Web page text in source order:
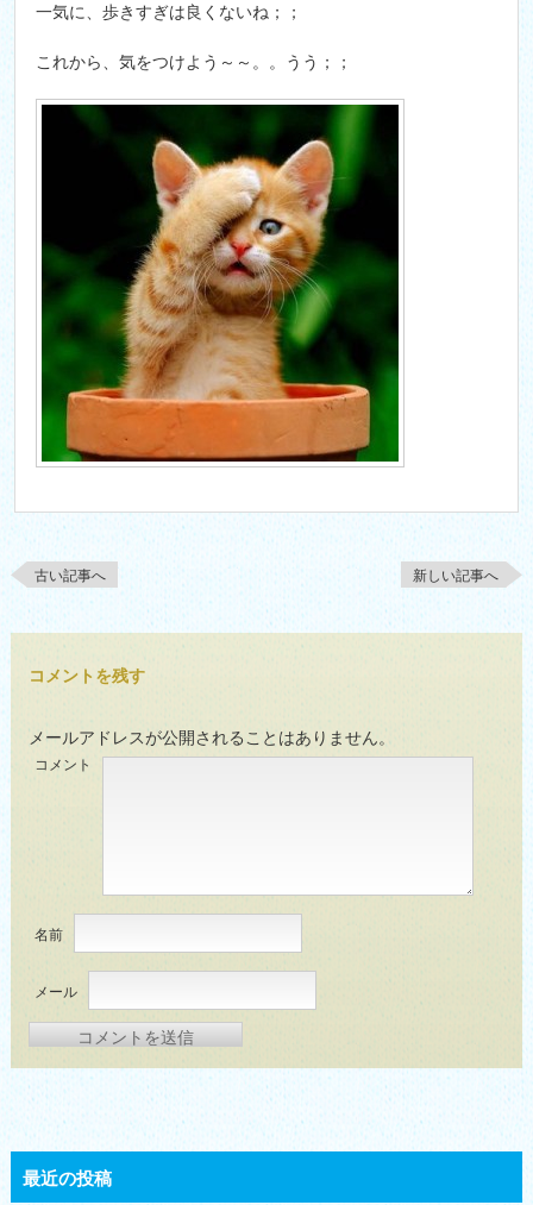
一気に、歩きすぎは良くないね；；
これから、気をつけよう～～。。うう；；
古い記事へ 新しい記事へ
コメントを残す
メールアドレスが公開されることはありません。
コメント
名前
メール
最近の投稿